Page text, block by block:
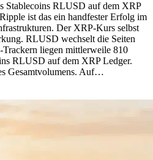
Stablecoins RLUSD auf dem XRP
ist das ein handfester Erfolg im
Der XRP-Kurs selbst
RLUSD wechselt die Seiten
liegen mittlerweile 810
RLUSD auf dem XRP Ledger.
Gesamtvolumens. Auf…